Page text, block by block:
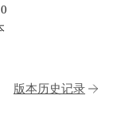
版本历史记录